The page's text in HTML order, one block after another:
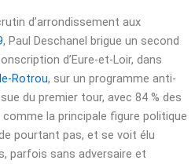
d’arrondissement aux
, Paul Deschanel brigue un second
d’Eure-et-Loir, dans
Rotrou, sur un programme anti-
du premier tour, avec 84 % des
la principale figure politique
pourtant pas, et se voit élu
parfois sans adversaire et